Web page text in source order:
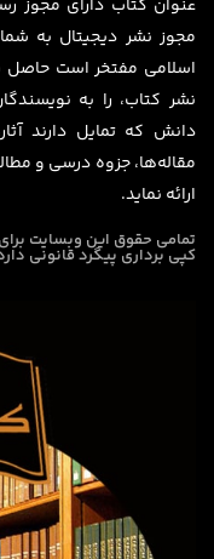
اسلامی مفتخر است
نشر کتاب، را به
دانش که تمایل دارند
مقاله‌ها، جزوه درسی و
ارائه نماید.
تمامی حقوق این وبسایت برای
کپی برداری پیگرد قانونی